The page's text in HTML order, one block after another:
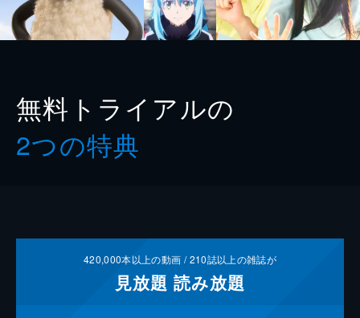
無料トライアルの
2つの特典
420,000本以上の動画 /210誌以上の雑誌が
見放題 読み放題